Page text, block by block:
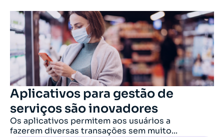
Aplicativos para gestão de
serviços são inovadores
Os aplicativos permitem aos usuários a
fazerem diversas transações sem muito...